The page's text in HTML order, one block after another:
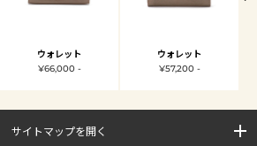
ウォレット
¥66,000 -
ウォレット
¥57,200 -
サイトマップを開く